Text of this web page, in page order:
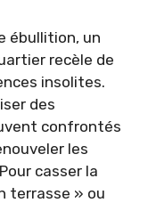
ébullition, un
recèle de
insolites.
des
confrontés
les
casser la
terrasse » ou